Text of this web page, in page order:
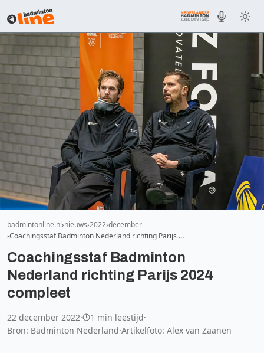
badmintonline.nl nieuws 2022 december
Coachingsstaf Badminton Nederland richting Parijs …
Coachingsstaf Badminton
Nederland richting Parijs 2024
compleet
22 december 2022· 1 min leestijd·
Bron: Badminton Nederland·Artikelfoto: Alex van Zaanen